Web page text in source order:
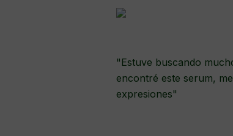
"Estuve buscando
encontré este serum,
expresiones"